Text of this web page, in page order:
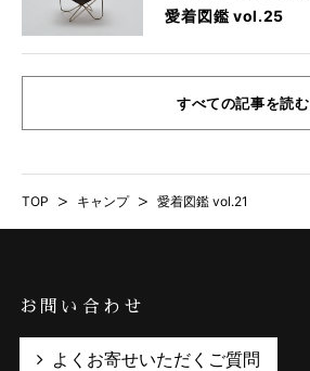
愛着図鑑 vol.25
すべての記事を読む
TOP > キャンプ > 愛着図鑑 vol.21
お問い合わせ
よくお寄せいただくご質問